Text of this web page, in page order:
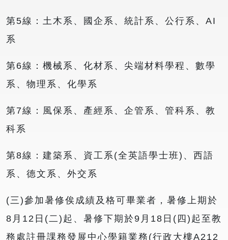
第5線：土木系、國企系、統計系、公行系、AI
系
第6線：機械系、化材系、尖端材料學程、數學
系、物理系、化學系
第7線：風保系、產經系、企管系、管科系、教
科系
第8線：建築系、資工系(全英語學士班)、西語
系、德文系、外交系
(三)參加暑修俟成績及格可畢業者，暑修上期於
8月12日(二)起、暑修下期於9月18日(四)起至教
務處註冊課務發展中心學籍業務(行政大樓A212